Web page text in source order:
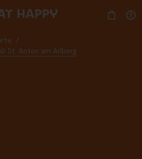
/
St. Anton am Arlberg